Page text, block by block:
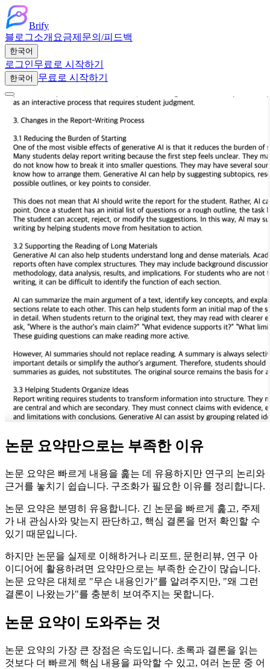
Brify
블로그소개 요금제 문의/피드백
한국어
로그인무료로 시작하기
한국어 무료로 시작하기
논문 요약만으로는 부족한 이유
논문 요약은 빠르게 내용을 훑는 데 유용하지만 연구의 논리와
근거를 놓치기 쉽습니다. 구조화가 필요한 이유를 정리합니다.
논문 요약은 분명히 유용합니다. 긴 논문을 빠르게 훑고, 주제
가 내 관심사와 맞는지 판단하고, 핵심 결론을 먼저 확인할 수
있기 때문입니다.
하지만 논문을 실제로 이해하거나 리포트, 문헌리뷰, 연구 아
이디어에 활용하려면 요약만으로는 부족한 순간이 많습니다.
논문 요약은 대체로 "무슨 내용인가"를 알려주지만, "왜 그런
결론이 나왔는가"를 충분히 보여주지는 못합니다.
논문 요약이 도와주는 것
논문 요약의 가장 큰 장점은 속도입니다. 초록과 결론을 읽는
것보다 더 빠르게 핵심 내용을 파악할 수 있고, 여러 논문 중 어